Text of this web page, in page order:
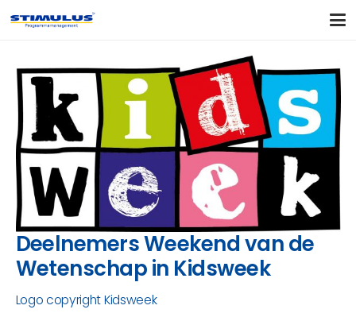
Deelnemers Weekend van de
Wetenschap in Kidsweek
Logo copyright Kidsweek